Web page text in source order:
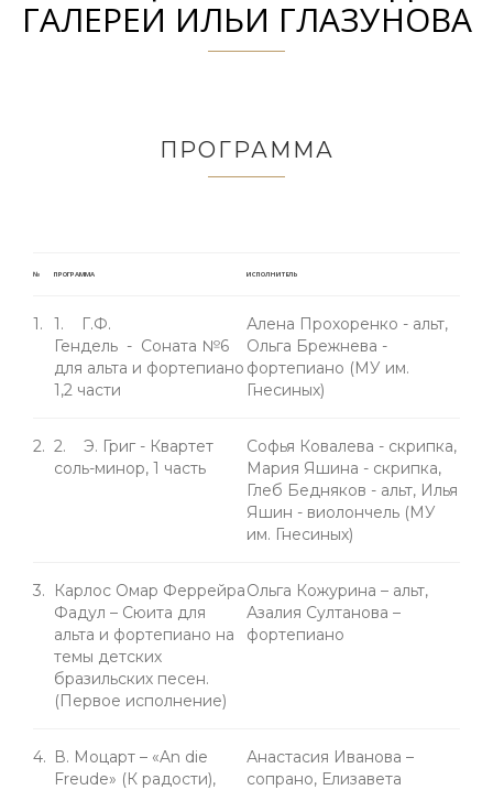
ГАЛЕРЕИ ИЛЬИ ГЛАЗУНОВА
ПРОГРАММА
№ ПРОГРАММА ИСПОЛНИТЕЛЬ
1.
1. Г.Ф.
Гендель - Соната №6
для альта и фортепиано
1,2 части
Алена Прохоренко - альт,
Ольга Брежнева -
фортепиано (МУ им.
Гнесиных)
2. 2. Э. Григ - Квартет
соль-минор, 1 часть
Софья Ковалева - скрипка,
Мария Яшина - скрипка,
Глеб Бедняков - альт, Илья
Яшин - виолончель (МУ
им. Гнесиных)
3.
Карлос Омар Феррейра
Фадул – Сюита для
альта и фортепиано на
темы детских
бразильских песен.
(Первое исполнение)
Ольга Кожурина – альт,
Азалия Султанова –
фортепиано
4. В. Моцарт – «An die
Freude» (К радости),
Анастасия Иванова –
сопрано, Елизавета